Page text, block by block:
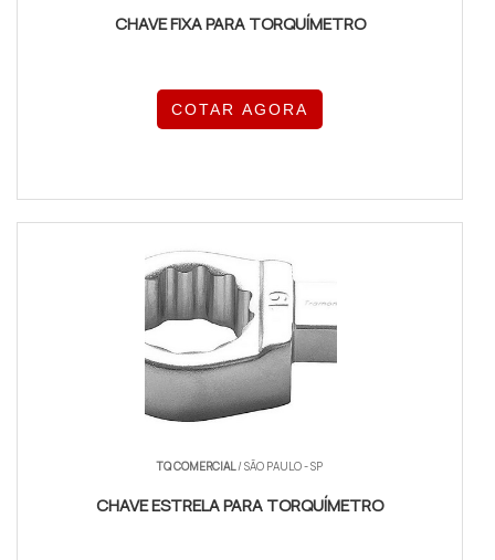
CHAVE FIXA PARA TORQUÍMETRO
COTAR AGORA
TQ COMERCIAL/ SÃO PAULO - SP
CHAVE ESTRELA PARA TORQUÍMETRO